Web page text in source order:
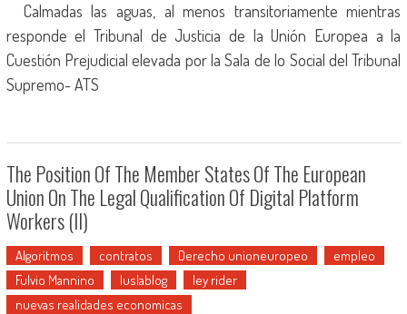
Calmadas las aguas, al menos transitoriamente mientras
responde el Tribunal de Justicia de la Unión Europea a la
Cuestión Prejudicial elevada por la Sala de lo Social del Tribunal
Supremo- ATS
The Position Of The Member States Of The European
Union On The Legal Qualification Of Digital Platform
Workers (II)
Algoritmos contratos Derecho unioneuropeo
empleo
Fulvio Mannino
Iuslablog
ley rider
nuevas realidades economicas